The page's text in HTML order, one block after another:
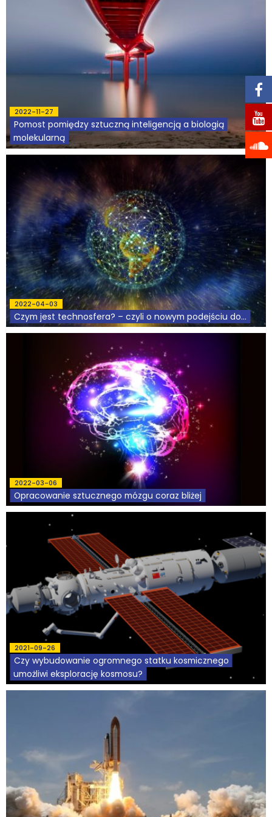
2022-11-27
Pomost pomiędzy sztuczną inteligencją a biologią
molekularną
2022-04-03
Czym jest technosfera? – czyli o nowym podejściu do...
2022-03-06
Opracowanie sztucznego mózgu coraz bliżej
2021-09-26
Czy wybudowanie ogromnego statku kosmicznego
umożliwi eksplorację kosmosu?